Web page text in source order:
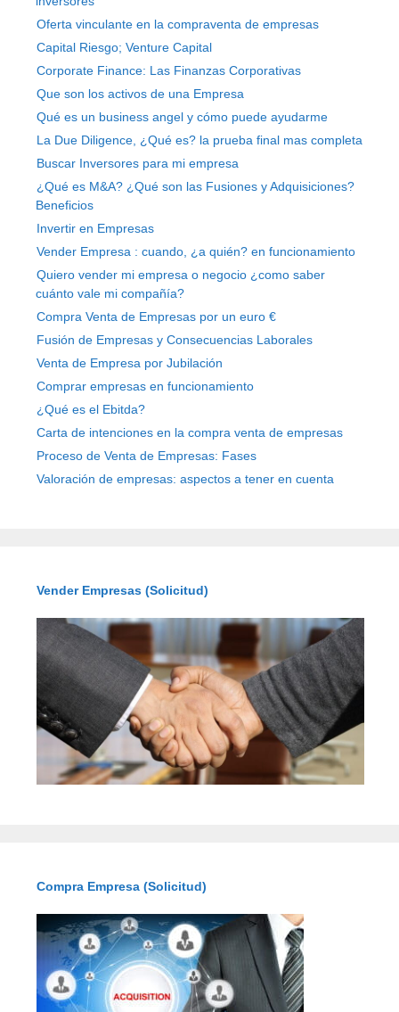
Oferta vinculante en la compraventa de empresas
Capital Riesgo; Venture Capital
Corporate Finance: Las Finanzas Corporativas
Que son los activos de una Empresa
Qué es un business angel y cómo puede ayudarme
La Due Diligence, ¿Qué es? la prueba final mas completa
Buscar Inversores para mi empresa
¿Qué es M&A? ¿Qué son las Fusiones y Adquisiciones?
Beneficios
Invertir en Empresas
Vender Empresa : cuando, ¿a quién? en funcionamiento
Quiero vender mi empresa o negocio ¿como saber
cuánto vale mi compañía?
Compra Venta de Empresas por un euro €
Fusión de Empresas y Consecuencias Laborales
Venta de Empresa por Jubilación
Comprar empresas en funcionamiento
¿Qué es el Ebitda?
Carta de intenciones en la compra venta de empresas
Proceso de Venta de Empresas: Fases
Valoración de empresas: aspectos a tener en cuenta
Vender Empresas (Solicitud)
Compra Empresa (Solicitud)